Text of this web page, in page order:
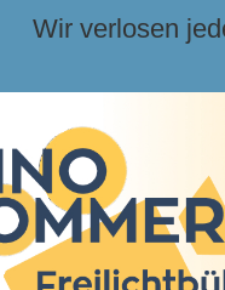
®
Wir verlosen